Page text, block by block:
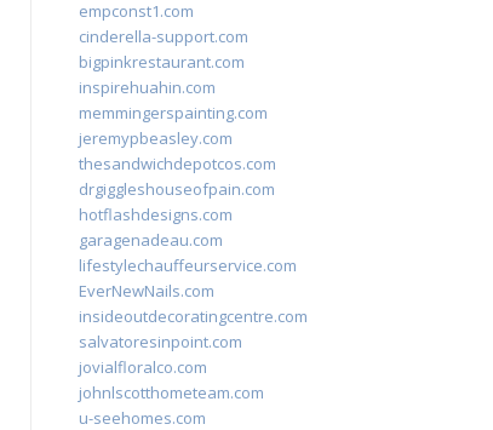
empconst1.com
cinderella-support.com
bigpinkrestaurant.com
inspirehuahin.com
memmingerspainting.com
jeremypbeasley.com
thesandwichdepotcos.com
drgiggleshouseofpain.com
hotflashdesigns.com
garagenadeau.com
lifestylechauffeurservice.com
EverNewNails.com
insideoutdecoratingcentre.com
salvatoresinpoint.com
jovialfloralco.com
johnlscotthometeam.com
u-seehomes.com